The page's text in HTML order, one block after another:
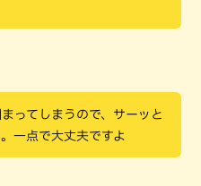
ってしまうので、サーッと
一点で大丈夫ですよ